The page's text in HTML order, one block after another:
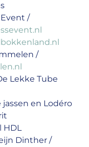
/
/
Lekke Tube
en Lodéro
HDL
Dinther /